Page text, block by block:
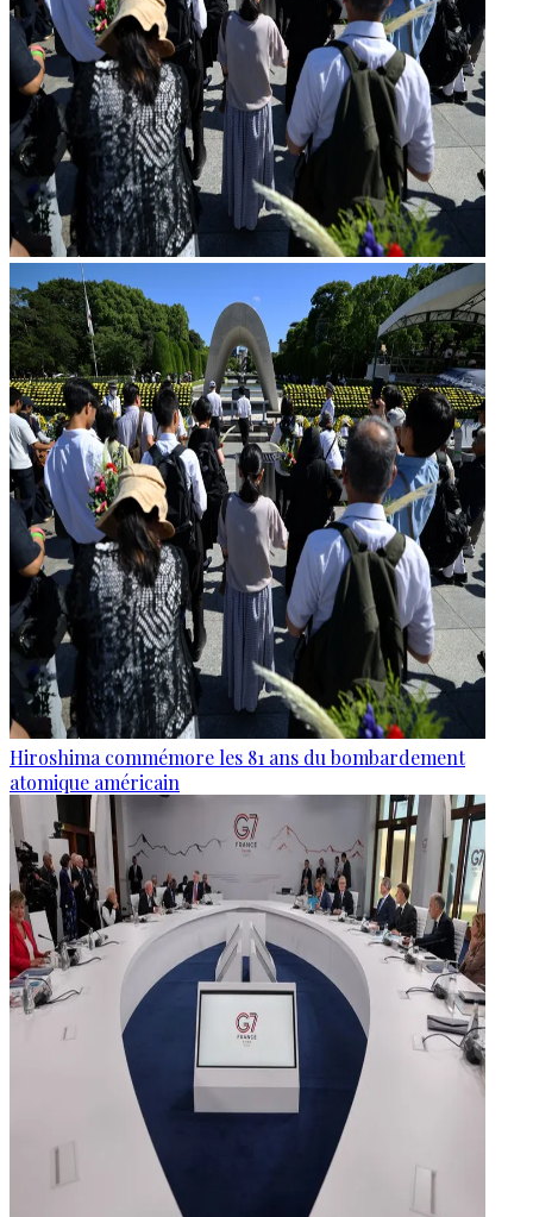
Hiroshima commémore les 81 ans du bombardement
atomique américain